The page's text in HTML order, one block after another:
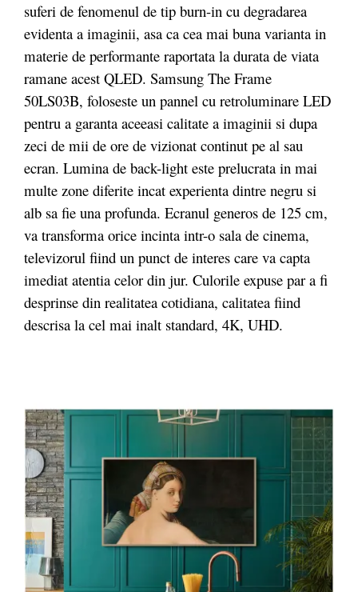
suferi de fenomenul de tip burn-in cu degradarea
evidenta a imaginii, asa ca cea mai buna varianta in
materie de performante raportata la durata de viata
ramane acest QLED. Samsung The Frame
50LS03B, foloseste un pannel cu retroluminare LED
pentru a garanta aceeasi calitate a imaginii si dupa
zeci de mii de ore de vizionat continut pe al sau
ecran. Lumina de back-light este prelucrata in mai
multe zone diferite incat experienta dintre negru si
alb sa fie una profunda. Ecranul generos de 125 cm,
va transforma orice incinta intr-o sala de cinema,
televizorul fiind un punct de interes care va capta
imediat atentia celor din jur. Culorile expuse par a fi
desprinse din realitatea cotidiana, calitatea fiind
descrisa la cel mai inalt standard, 4K, UHD.